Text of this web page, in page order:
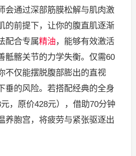
会通过深部筋膜松解与肌肉激
的前提下，让你的腹直肌逐渐
配合专属精油 ，能够有效激活
骶髂关节的力学失衡。仅需60
不仅能摆脱腹部膨出的直视
垂的风险。若搭配经典的全身
，原价428元），借助70分钟
养胞宫，将疲劳与紧张驱逐出